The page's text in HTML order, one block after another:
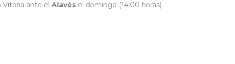
ante el Alavés el domingo (14:00 horas).